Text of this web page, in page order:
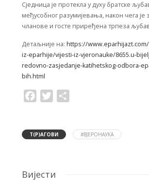
Сједница је протекла у духу братске
међусобног разумијевања, након чега је
чланове и госте приређена трпеза
Детаљније на: https://
iz-eparhije/vijesti-iz-vjeronauke/8655.u-
redovno-zasjedanje-katihetskog-odbora-
bih.html
a
o
T
w
e
Т(Р)АГОВИ #ВЈЕРОНАУКА
Вијести